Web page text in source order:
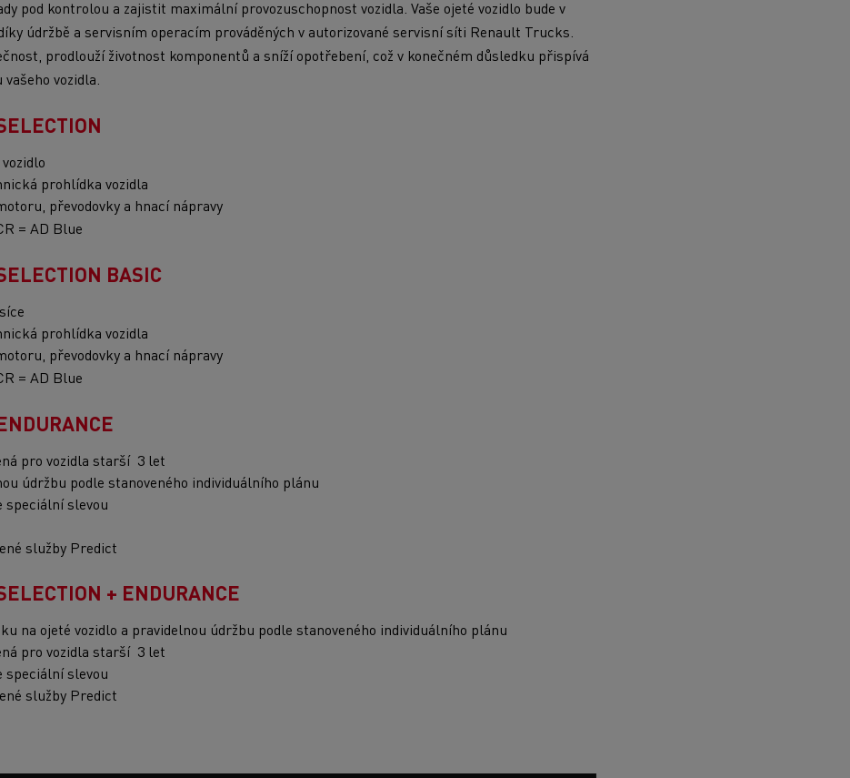
pod kontrolou a zajistit maximální provozuschopnost vozidla. Vaše ojeté vozidlo bude v
údržbě a servisním operacím prováděných v autorizované servisní síti Renault Trucks.
prodlouží životnost komponentů a sníží opotřebení, což v konečném důsledku přispívá
vašeho vozidla.
prohlídka vozidla
převodovky a hnací nápravy
= AD Blue
BASIC
prohlídka vozidla
převodovky a hnací nápravy
= AD Blue
pro vozidla starší 3 let
údržbu podle stanoveného individuálního plánu
speciální slevou
služby Predict
+ ENDURANCE
na ojeté vozidlo a pravidelnou údržbu podle stanoveného individuálního plánu
pro vozidla starší 3 let
speciální slevou
služby Predict